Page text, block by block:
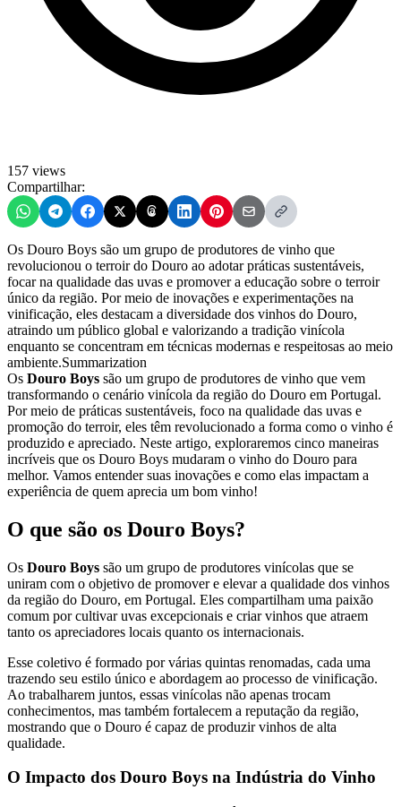
157 views
Compartilhar:
Os Douro Boys são um grupo de produtores de vinho que
revolucionou o terroir do Douro ao adotar práticas sustentáveis,
focar na qualidade das uvas e promover a educação sobre o terroir
único da região. Por meio de inovações e experimentações na
vinificação, eles destacam a diversidade dos vinhos do Douro,
atraindo um público global e valorizando a tradição vinícola
enquanto se concentram em técnicas modernas e respeitosas ao meio
ambiente.Summarization
Os Douro Boys são um grupo de produtores de vinho que vem
transformando o cenário vinícola da região do Douro em Portugal.
Por meio de práticas sustentáveis, foco na qualidade das uvas e
promoção do terroir, eles têm revolucionado a forma como o vinho é
produzido e apreciado. Neste artigo, exploraremos cinco maneiras
incríveis que os Douro Boys mudaram o vinho do Douro para
melhor. Vamos entender suas inovações e como elas impactam a
experiência de quem aprecia um bom vinho!
O que são os Douro Boys?
Os Douro Boys são um grupo de produtores vinícolas que se
uniram com o objetivo de promover e elevar a qualidade dos vinhos
da região do Douro, em Portugal. Eles compartilham uma paixão
comum por cultivar uvas excepcionais e criar vinhos que atraem
tanto os apreciadores locais quanto os internacionais.
Esse coletivo é formado por várias quintas renomadas, cada uma
trazendo seu estilo único e abordagem ao processo de vinificação.
Ao trabalharem juntos, essas vinícolas não apenas trocam
conhecimentos, mas também fortalecem a reputação da região,
mostrando que o Douro é capaz de produzir vinhos de alta
qualidade.
O Impacto dos Douro Boys na Indústria do Vinho